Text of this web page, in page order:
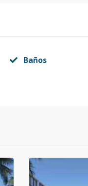
Baños